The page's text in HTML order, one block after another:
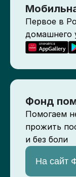
Первое в
домашнего
Фонд
Помогаем
прожить
и без боли
На сайт